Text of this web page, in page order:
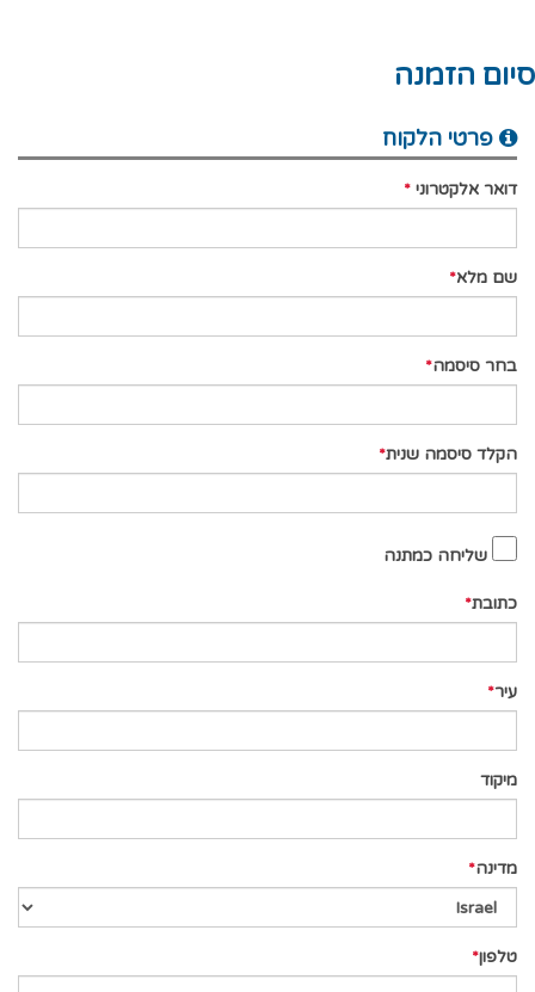
סיום הזמנה
פרטי הלקוח
דואר אלקטרוני
שם מלא
בחר סיסמה
הקלד סיסמה שנית
שליחה כמתנה
כתובת
עיר
מיקוד
מדינה
טלפון